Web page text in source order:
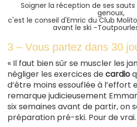
Soigner la réception de ses
genoux,
c'est le conseil d'Emric du Club
avant le ski -
3 – Vous partez dans 30
« Il faut bien sûr se muscler les
négliger les exercices decardio
d’être moins essouflée à l’effort
remarque judicieusement
six semaines avant de partir, on
préparation pré-ski. Pour de vrai.